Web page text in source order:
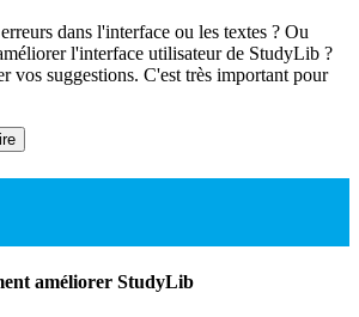
dans l'interface ou les textes ? Ou
l'interface utilisateur de StudyLib ?
vos suggestions. C'est très important pour
améliorer StudyLib